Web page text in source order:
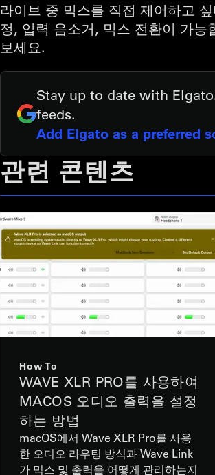
라이브 중 믹스를 직접 제어하고
정, 입력 음소거, 믹스 전환이 가능
보세요.
Stay up to date with
feeds.
Add Elgato as a preferred
관련 콘텐츠
How To
WAVE XLR PRO를 사용하여
MACOS 오디오 출력을 설정
하는 방법
macOS에서 Wave XLR Pro를 사용
한 오디오 라우팅 방식과 Wave Link
가 믹스 및 출력을 어떻게 관리하는지